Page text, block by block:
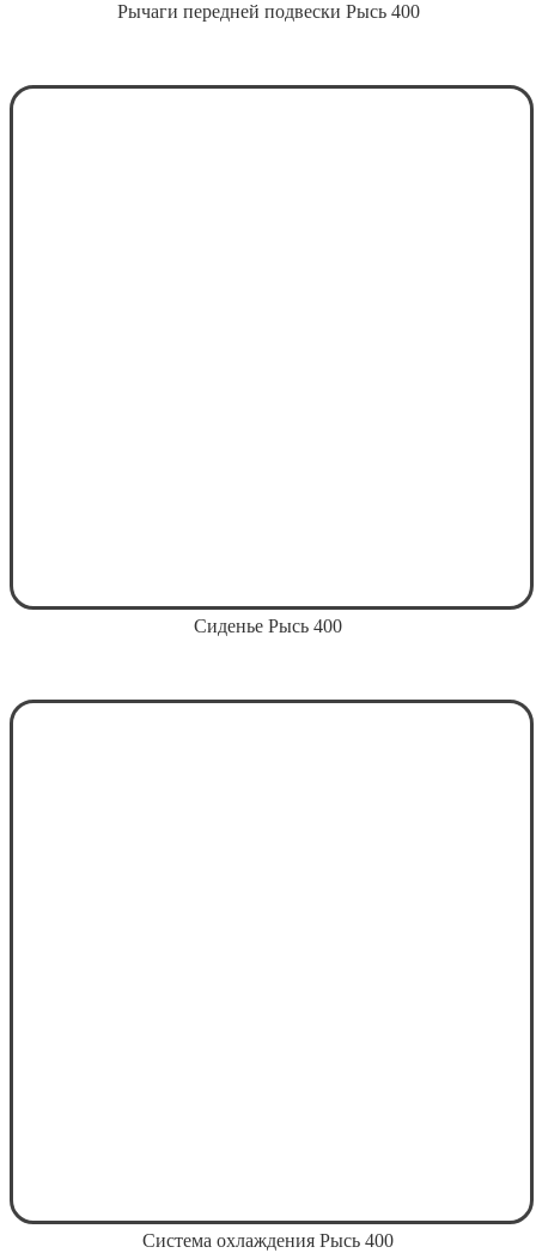
Рычаги передней подвески Рысь 400
Сиденье Рысь 400
Система охлаждения Рысь 400